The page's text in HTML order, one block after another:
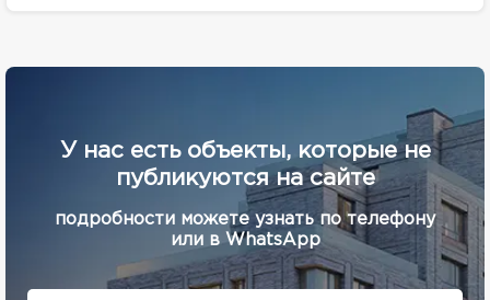
У нас есть объекты, которые не
публикуются на сайте
подробности можете узнать по телефону
или в WhatsApp